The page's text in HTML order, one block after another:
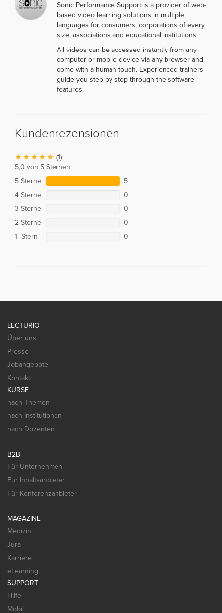
Sonic Performance Support is a provider of web-
based video learning solutions in multiple
languages for consumers, corporations of every
size, associations and educational institutions.
All videos can be accessed instantly from any
computer or mobile device via any browser and
come with a human touch. Experienced trainers
guide you step-by-step through the software
features.
Kundenrezensionen
(1)
5,0 von 5 Sternen
5 Sterne
5
4 Sterne
0
3 Sterne
0
2 Sterne
0
1 Stern
0
LECTURIO
Über uns
Presse
Jobangebote
Kontakt
KURSE
nach Themen
nach Institutionen
nach Dozenten
B2B
Für Unternehmen
Für Inhaltsanbieter
Für Konferenzanbieter
MAGAZINE
Medizin
Jura
Karriere
eLearning
SUPPORT
Hilfe
Mobil